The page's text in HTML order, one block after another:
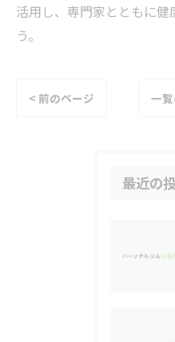
活用し、専門家とともに
う。
< 前のページ 一
最近の